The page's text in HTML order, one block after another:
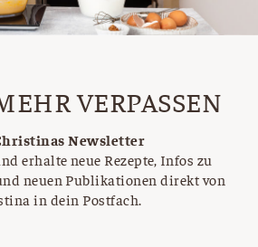
VERPASSEN
Newsletter
erhalte neue Rezepte, Infos zu
neuen Publikationen direkt von
in dein Postfach.